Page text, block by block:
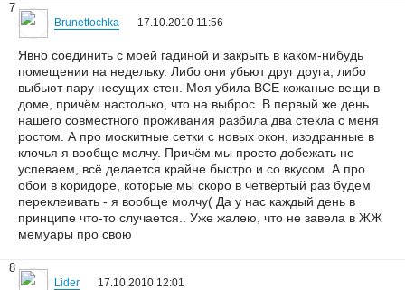
7
Brunettochka 17.10.2010 11:56
Явно соединить с моей гадиной и закрыть в каком-нибудь
помещении на недельку. Либо они убьют друг друга, либо
выбьют пару несущих стен. Моя убила ВСЕ кожаные вещи в
доме, причём настолько, что на выброс. В первый же день
нашего совместного проживания разбила два стекла с меня
ростом. А про москитные сетки с новых окон, изодранные в
клочья я вообще молчу. Причём мы просто добежать не
успеваем, всё делается крайне быстро и со вкусом. А про
обои в коридоре, которые мы скоро в четвёртый раз будем
переклеивать - я вообще молчу( Да у нас каждый день в
принципе что-то случается.. Уже жалею, что не завела в ЖЖ
мемуары про свою
8
Lider 17.10.2010 12:01